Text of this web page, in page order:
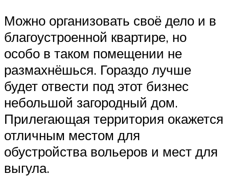
Можно организовать своё дело и в
благоустроенной квартире, но
особо в таком помещении не
размахнёшься. Гораздо лучше
будет отвести под этот бизнес
небольшой загородный дом.
Прилегающая территория окажется
отличным местом для
обустройства вольеров и мест для
выгула.